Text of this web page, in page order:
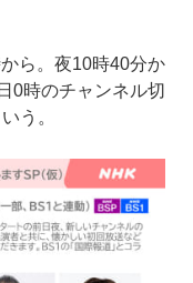
ら。夜10時40分か
0時のチャンネル切
う。